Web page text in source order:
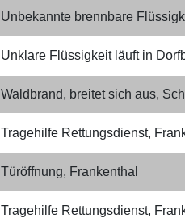
Unbekannte brennbare
Unklare Flüssigkeit ​läuft in
Waldbrand, breitet sich aus,
Tragehilfe Rettungsdienst,
Türöffnung, Frankenthal
Tragehilfe Rettungsdienst,